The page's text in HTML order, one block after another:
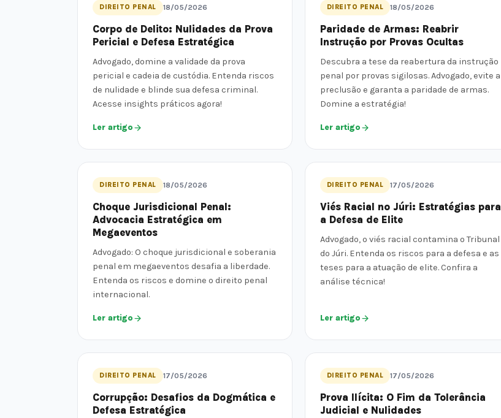
DIREITO PENAL 18/05/2026
Corpo de Delito: Nulidades da Prova
Pericial e Defesa Estratégica
Advogado, domine a validade da prova
pericial e cadeia de custódia. Entenda riscos
de nulidade e blinde sua defesa criminal.
Acesse insights práticos agora!
Ler artigo
DIREITO PENAL 18/05/2026
Paridade de Armas: Reabrir
Instrução por Provas Ocultas
Descubra a tese da reabertura da instrução
penal por provas sigilosas. Advogado, evite a
preclusão e garanta a paridade de armas.
Domine a estratégia!
Ler artigo
DIREITO PENAL 18/05/2026
Choque Jurisdicional Penal:
Advocacia Estratégica em
Megaeventos
Advogado: O choque jurisdicional e soberania
penal em megaeventos desafia a liberdade.
Entenda os riscos e domine o direito penal
internacional.
Ler artigo
DIREITO PENAL 17/05/2026
Viés Racial no Júri: Estratégias para
a Defesa de Elite
Advogado, o viés racial contamina o Tribunal
do Júri. Entenda os riscos para a defesa e as
teses para a atuação de elite. Confira a
análise técnica!
Ler artigo
DIREITO PENAL 17/05/2026
Corrupção: Desafios da Dogmática e
Defesa Estratégica
DIREITO PENAL 17/05/2026
Prova Ilícita: O Fim da Tolerância
Judicial e Nulidades